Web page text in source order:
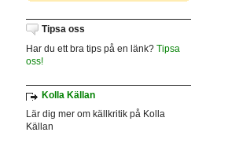
Tipsa oss
Har du ett bra tips på en länk? Tipsa
oss!
Kolla Källan
Lär dig mer om källkritik på Kolla
Källan